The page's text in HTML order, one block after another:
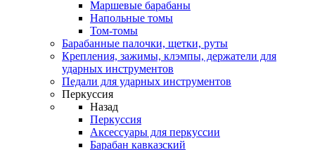
Маршевые барабаны
Напольные томы
Том-томы
Барабанные палочки, щетки, руты
Крепления, зажимы, клэмпы, держатели для
ударных инструментов
Педали для ударных инструментов
Перкуссия
Назад
Перкуссия
Аксессуары для перкуссии
Барабан кавказский